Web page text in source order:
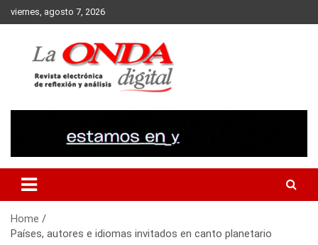
Skip
to
viernes, agosto 7, 2026
Home
Países, autores e idiomas invitados en canto planetario